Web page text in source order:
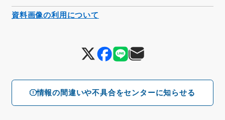
情報の間違いや不具合をセンターに知らせる
資料画像の利用について